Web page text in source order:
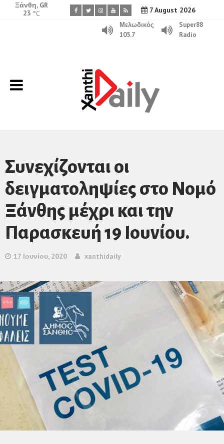
7 August 2026
Ξάνθη, GR
23 °C
Μελωδικός
105.7
Super88
Radio
Συνεχίζονται οι
δειγματοληψίες στο Νομό
Ξάνθης μέχρι και την
Παρασκευή 19 Ιουνίου.
17 Ιουνίου, 2020 xanthidaily